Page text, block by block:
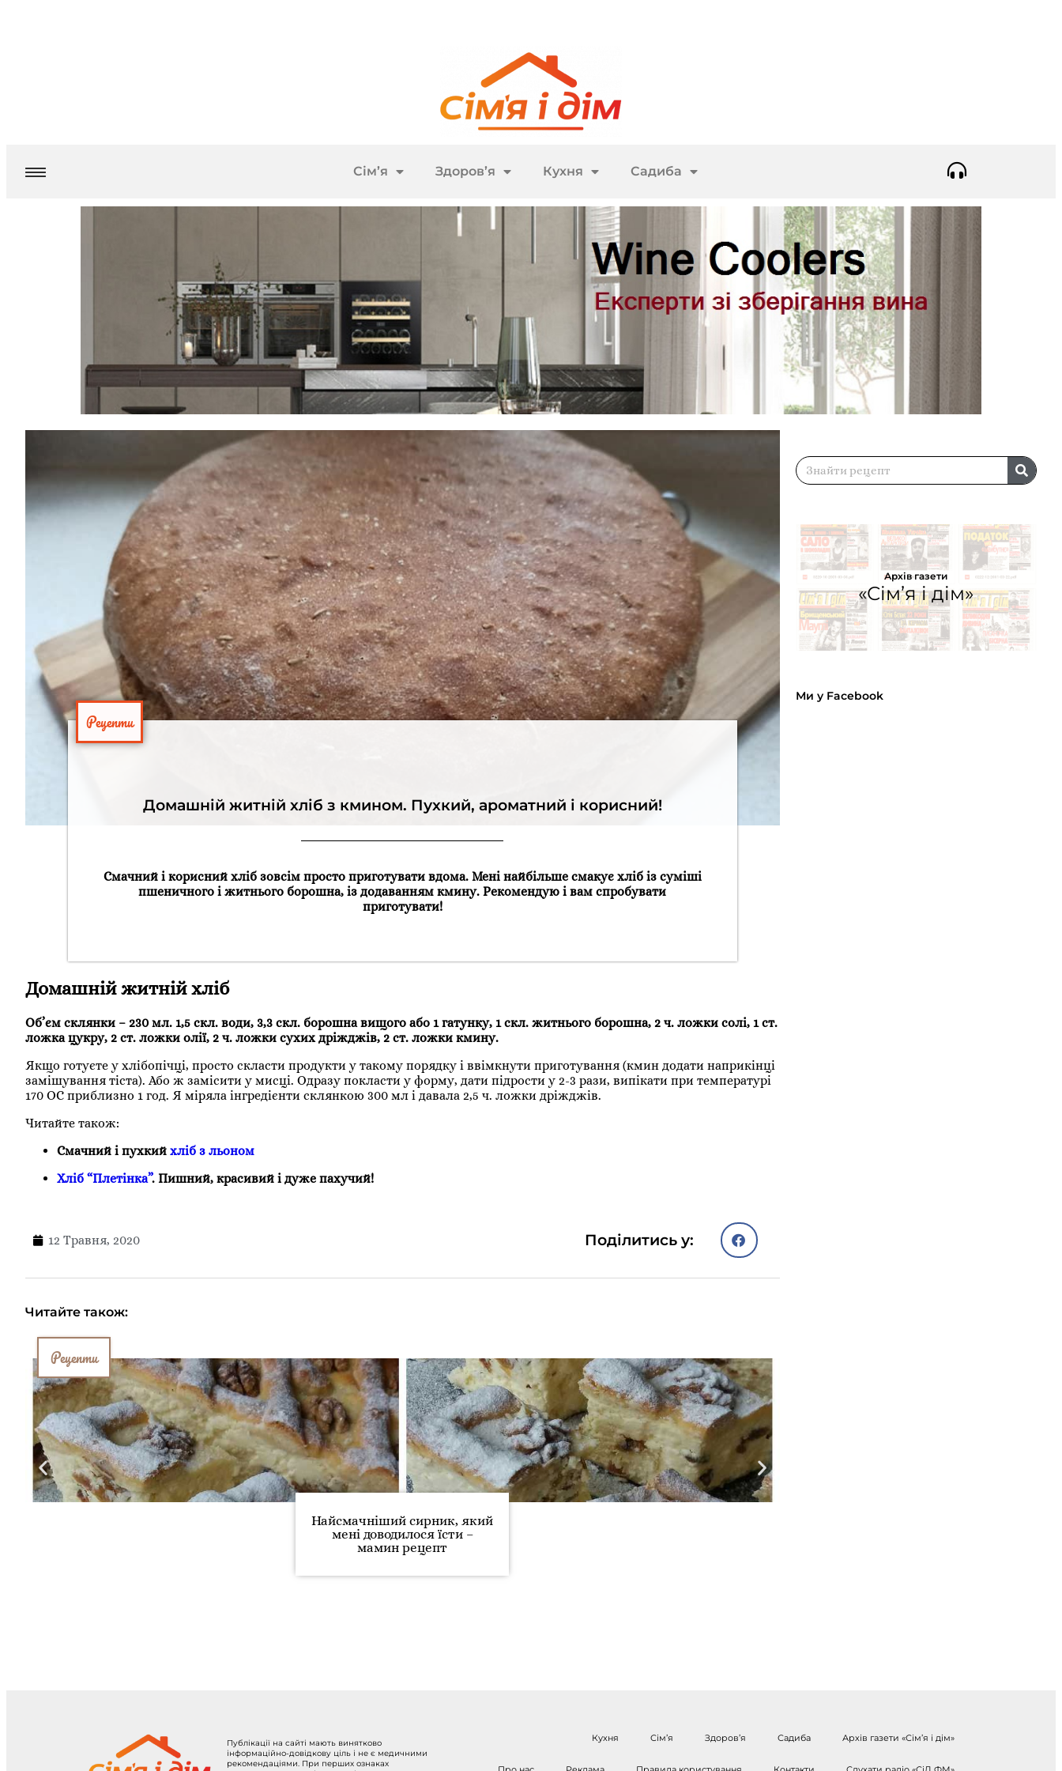
Сім’я Здоров’я Кухня Садиба
Рецепти
Домашній житній хліб з кмином. Пухкий, ароматний і корисний!
Смачний і корисний хліб зовсім просто приготувати вдома. Мені найбільше смакує хліб із суміші
пшеничного і житнього борошна, із додаванням кмину. Рекомендую і вам спробувати
приготувати!
Домашній житній хліб
Об’єм склянки – 230 мл. 1,5 скл. води, 3,3 скл. борошна вищого або 1 гатунку, 1 скл. житнього борошна, 2 ч. ложки солі, 1 ст.
ложка цукру, 2 ст. ложки олії, 2 ч. ложки сухих дріжджів, 2 ст. ложки кмину.
Якщо готуєте у хлібопічці, просто скласти продукти у такому порядку і ввімкнути приготування (кмин додати наприкінці
замішування тіста). Або ж замісити у мисці. Одразу покласти у форму, дати підрости у 2-3 рази, випікати при температурі
170 ОС приблизно 1 год. Я міряла інгредієнти склянкою 300 мл і давала 2,5 ч. ложки дріжджів.
Читайте також:
Смачний і пухкий хліб з льоном
Хліб “Плетінка”. Пишний, красивий і дуже пахучий!
12 Травня, 2020 Поділитись у:
Читайте також:
Рецепти
Найсмачніший сирник, який
мені доводилося їсти –
мамин рецепт
Архів газети
«Сім’я і дім»
Ми у Facebook
Публікації на сайті мають винятково
інформаційно-довідкову ціль і не є медичними
рекомендаціями. При перших ознаках
Кухня Сім’я Здоров’я Садиба Архів газети «Сім’я і дім»